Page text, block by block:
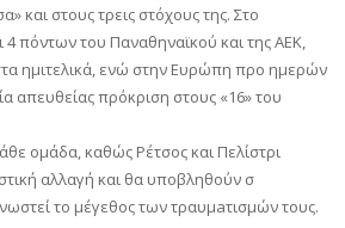
και στους τρεις στόχους της. Στο
πόντων του Παναθηναϊκού και της ΑΕΚ,
ημιτελικά, ενώ στην Ευρώπη προ ημερών
απευθείας πρόκριση στους «16» του
ομάδα, καθώς Ρέτσος και Πελίστρι
αλλαγή και θα υποβληθούν σ
το μέγεθος των τραυμaτισμών τους.